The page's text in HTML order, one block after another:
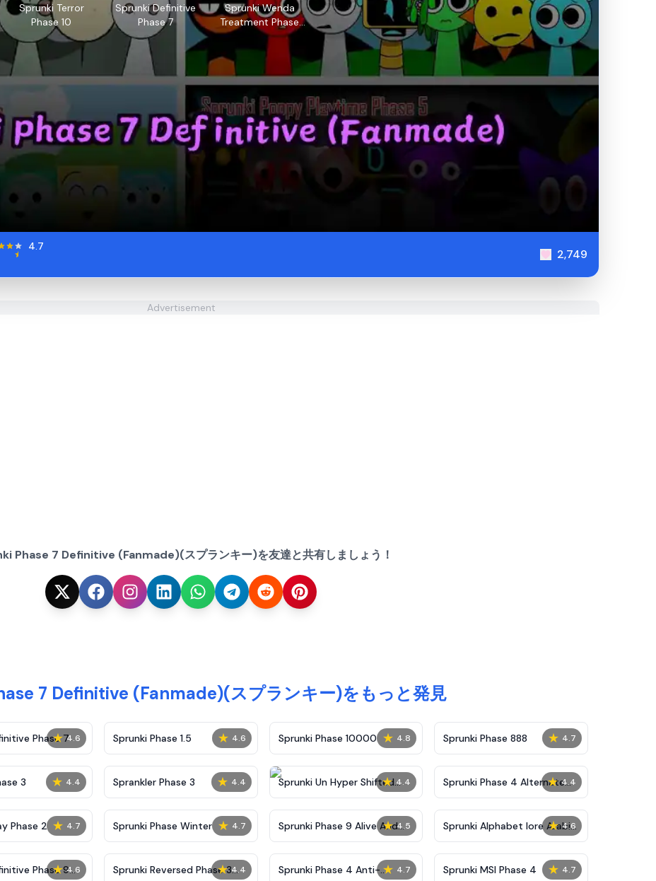
Sprunki Terror
Phase 10
Sprunki Definitive
Phase 7
Sprunki Wenda
Treatment Phase
40
4.7
2,749
Advertisement
Phase 7 Definitive (Fanmade)(スプランキー)を友達と共有しましょう！
7 Definitive (Fanmade)(スプランキー)をもっと発見
★ 4.6
Phase 7 ★ 4.6
Sprunki Phase 1.5 ★ 4.8
Sprunki Phase 10000 ★ 4.7
Sprunki Phase 888
★ 4.4
3 ★ 4.4
Sprankler Phase 3 ★ 4.4
Sprunki Un Hyper Shifted
Phase 4
★ 4.4
Sprunki Phase 4 Alternate
Edition
★ 4.7
Phase 2 ★ 4.7
Sprunki Phase Winter ★ 4.5
Sprunki Phase 9 Alive And
Malediction
★ 4.6
Sprunki Alphabet lore Arabic
Phase 3
★ 4.6
Phase 9
★ 4.4
Sprunki Reversed Phase 3
★ 4.7
Sprunki Phase 4 Anti-
★ 4.7
Sprunki MSI Phase 4